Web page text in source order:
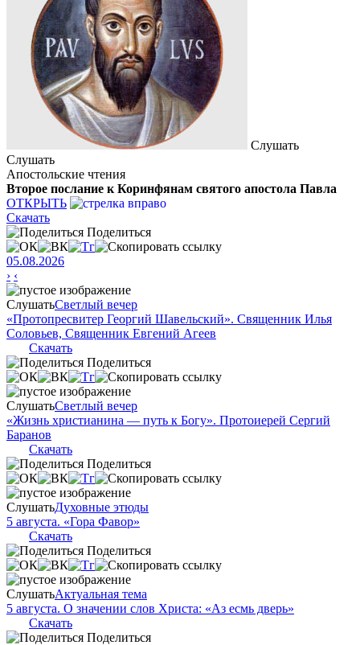
Слушать
Слушать
Апостольские чтения
Второе послание к Коринфянам святого апостола Павла
ОТКРЫТЬ
Скачать
Поделиться
05.08.2026
› ‹
СлушатьСветлый вечер
«Протопресвитер Георгий Шавельский». Священник Илья
Соловьев, Священник Евгений Агеев
Скачать
Поделиться
СлушатьСветлый вечер
«Жизнь христианина — путь к Богу». Протоиерей Сергий
Баранов
Скачать
Поделиться
СлушатьДуховные этюды
5 августа. «Гора Фавор»
Скачать
Поделиться
СлушатьАктуальная тема
5 августа. О значении слов Христа: «Аз есмь дверь»
Скачать
Поделиться